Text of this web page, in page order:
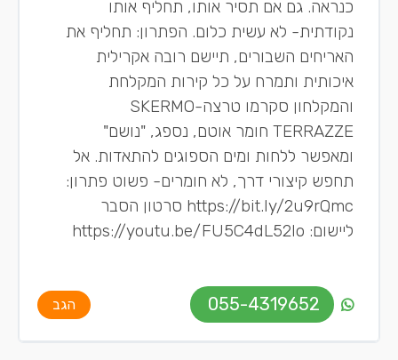
כנראה. גם אם תסיר אותו, תחליף אותו
נקודתית- לא עשית כלום. הפתרון: תחליף את
האריחים השבורים, תיישם רובה אקרילית
איכותית ותמרח על כל קירות המקלחת
והמקלחון סקרמו טרצה-SKERMO
TERRAZZE חומר אוטם, נספג, "נושם"
ומאפשר ללחות ומים הספוגים להתאדות. אל
תחפש קיצורי דרך, לא חומרים- פשוט פתרון:
https://bit.ly/2u9rQmc סרטון הסבר
ליישום: https://youtu.be/FU5C4dL52lo
055-4319652 הגב